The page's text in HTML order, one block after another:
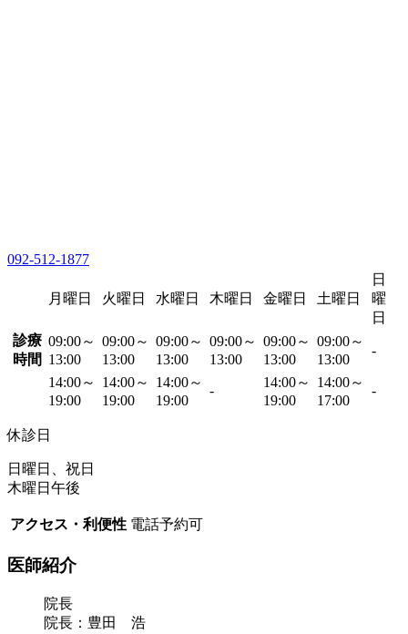
092-512-1877
月曜日 火曜日 水曜日 木曜日 金曜日 土曜日
日
曜
日
診療
時間
09:00～
13:00
09:00～
13:00
09:00～
13:00
09:00～
13:00
09:00～
13:00
09:00～
13:00
-
14:00～
19:00
14:00～
19:00
14:00～
19:00
-
14:00～
19:00
14:00～
17:00
-
休診日
日曜日、祝日
木曜日午後
アクセス・利便性 電話予約可
医師紹介
院長
院長：豊田 浩